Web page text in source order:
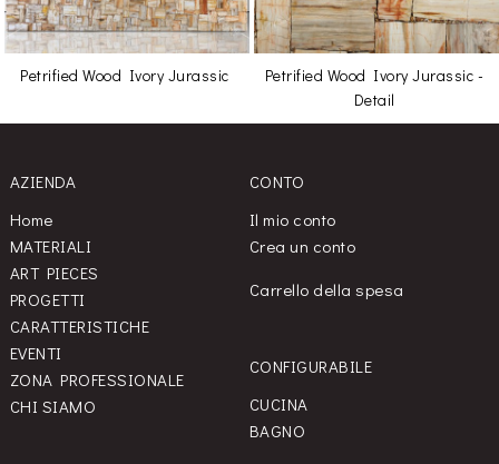
Petrified Wood Ivory Jurassic
Petrified Wood Ivory Jurassic -
Detail
AZIENDA
Home
MATERIALI
ART PIECES
PROGETTI
CARATTERISTICHE
EVENTI
ZONA PROFESSIONALE
CHI SIAMO
CONTO
Il mio conto
Crea un conto
Carrello della spesa
CONFIGURABILE
CUCINA
BAGNO